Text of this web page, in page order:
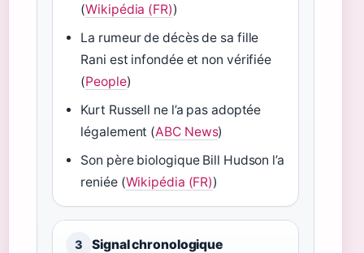
(Wikipédia (FR))
La rumeur de décès de sa fille
Rani est infondée et non vérifiée
(People)
Kurt Russell ne l’a pas adoptée
légalement (ABC News)
Son père biologique Bill Hudson l’a
reniée (Wikipédia (FR))
3 Signal chronologique